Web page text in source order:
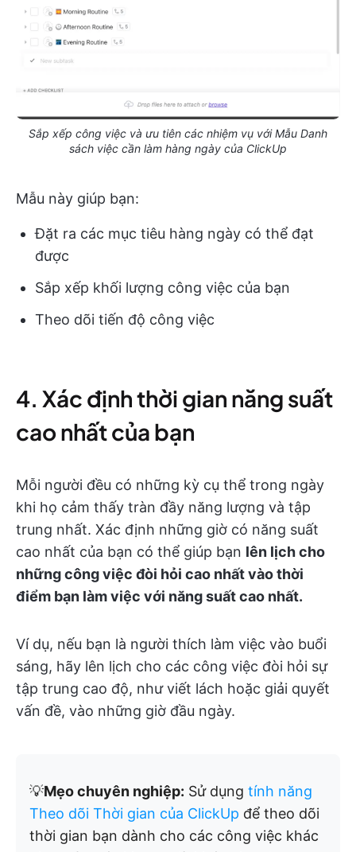
Sắp xếp công việc và ưu tiên các nhiệm vụ với Mẫu Danh
sách việc cần làm hàng ngày của ClickUp
Mẫu này giúp bạn:
Đặt ra các mục tiêu hàng ngày có thể đạt
được
Sắp xếp khối lượng công việc của bạn
Theo dõi tiến độ công việc
4. Xác định thời gian năng suất
cao nhất của bạn
Mỗi người đều có những kỳ cụ thể trong ngày
khi họ cảm thấy tràn đầy năng lượng và tập
trung nhất. Xác định những giờ có năng suất
cao nhất của bạn có thể giúp bạn lên lịch cho
những công việc đòi hỏi cao nhất vào thời
điểm bạn làm việc với năng suất cao nhất.
Ví dụ, nếu bạn là người thích làm việc vào buổi
sáng, hãy lên lịch cho các công việc đòi hỏi sự
tập trung cao độ, như viết lách hoặc giải quyết
vấn đề, vào những giờ đầu ngày.
💡Mẹo chuyên nghiệp: Sử dụng tính năng
Theo dõi Thời gian của ClickUp để theo dõi
thời gian bạn dành cho các công việc khác